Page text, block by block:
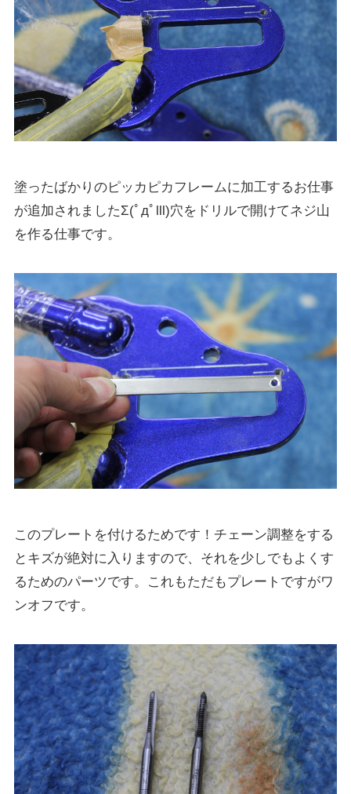
塗ったばかりのピッカピカフレームに加工するお仕事
が追加されましたΣ(ﾟдﾟlll)穴をドリルで開けてネジ山
を作る仕事です。
このプレートを付けるためです！チェーン調整をする
とキズが絶対に入りますので、それを少しでもよくす
るためのパーツです。これもただもプレートですがワ
ンオフです。